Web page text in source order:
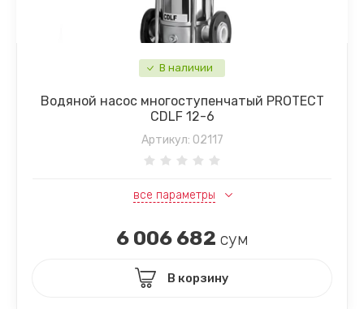
В наличии
Водяной насос многоступенчатый PROTECT
CDLF 12-6
Артикул: 02117
все параметры
6 006 682 сум
В корзину